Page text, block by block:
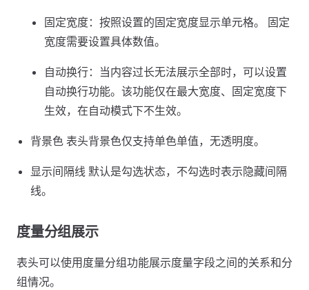
固定宽度：按照设置的固定宽度显示单元格。 固定
宽度需要设置具体数值。
自动换行：当内容过长无法展示全部时，可以设置
自动换行功能。该功能仅在最大宽度、固定宽度下
生效，在自动模式下不生效。
背景色 表头背景色仅支持单色单值，无透明度。
显示间隔线 默认是勾选状态，不勾选时表示隐藏间隔
线。
度量分组展示
表头可以使用度量分组功能展示度量字段之间的关系和分
组情况。